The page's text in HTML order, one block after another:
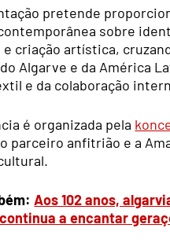
pretende
sobre
criação artística,
Algarve e da América
e da colaboração
é organizada pela
parceiro anfitrião e a
Aos 102 anos,
a encantar